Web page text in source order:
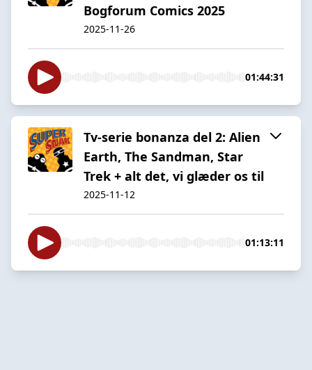
Bogforum Comics 2025
2025-11-26
01:44:31
Tv-serie bonanza del 2: Alien
Earth, The Sandman, Star
Trek + alt det, vi glæder os til
2025-11-12
01:13:11